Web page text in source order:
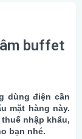
buffet
dùng điện cần
mặt hàng này.
nhập khẩu,
bạn nhé.